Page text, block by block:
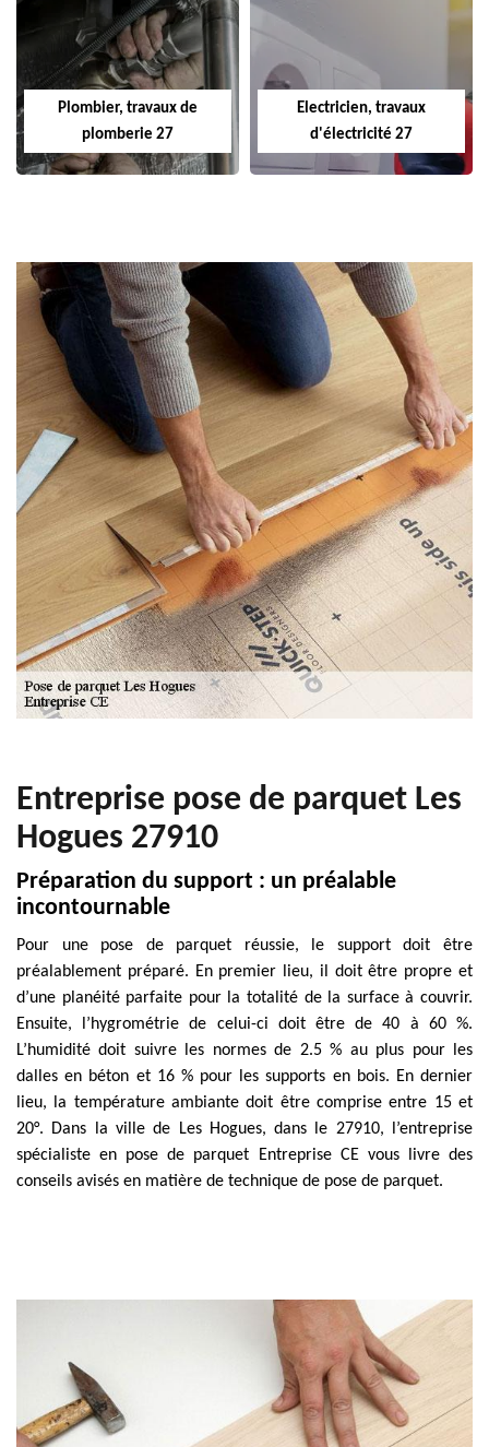
Plombier, travaux de
plomberie 27
Electricien, travaux
d'électricité 27
Entreprise pose de parquet Les
Hogues 27910
Préparation du support : un préalable
incontournable
Pour une pose de parquet réussie, le support doit être
préalablement préparé. En premier lieu, il doit être propre et
d’une planéité parfaite pour la totalité de la surface à couvrir.
Ensuite, l’hygrométrie de celui-ci doit être de 40 à 60 %.
L’humidité doit suivre les normes de 2.5 % au plus pour les
dalles en béton et 16 % pour les supports en bois. En dernier
lieu, la température ambiante doit être comprise entre 15 et
20°. Dans la ville de Les Hogues, dans le 27910, l’entreprise
spécialiste en pose de parquet Entreprise CE vous livre des
conseils avisés en matière de technique de pose de parquet.